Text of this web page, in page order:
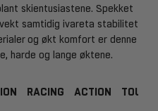
skientusiastene. Spekket
samtidig ivareta stabilitet
og økt komfort er denne
harde og lange øktene.
RACING ACTION